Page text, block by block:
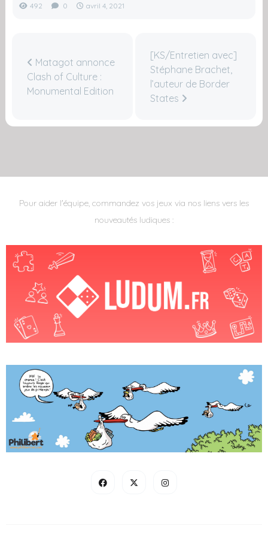
492 0 avril 4, 2021
Matagot annonce
Clash of Culture :
Monumental Edition
[KS/Entretien avec]
Stéphane Brachet,
l’auteur de Border
States
Pour aider l'équipe, commandez vos jeux via nos liens vers les
nouveautés ludiques :